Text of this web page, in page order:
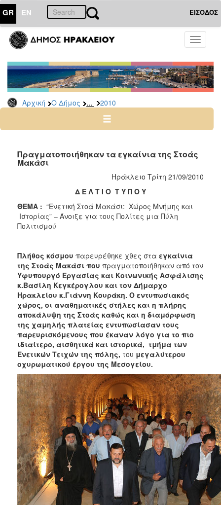
GR EN ΕΙΣΟΔΟΣ
Toggle
Αρχική Ο Δήμος ... 2010
ΔΗΜΟΣ
Δελτία
Τύπου
Αρχείο
2026
2024
2022
2019
2018
2016
2015
2013
2012
2011
2010
2006
ΤΟΠΟΣ
ΠΟΛΙΤΙΣΜΟΣ
ΑΝΘΕΚΤΙΚΗ
ΠΟΛΗ
Πραγματοποιήθηκαν τα εγκαίνια της Στοάς
Μακάσι
Ηράκλειο Τρίτη 21/09/2010
Δ Ε Λ Τ Ι Ο Τ Υ Π Ο Υ
ΘΕΜΑ : “Ενετική Στοά Μακάσι: Χώρος Μνήμης και
Ιστορίας” – Άνοιξε για τους Πολίτες μια Πύλη
Πολιτισμού
Πλήθος κόσμου παρευρέθηκε χθες στα εγκαίνια
της Στοάς Μακάσι που πραγματοποιήθηκαν από τον
Υφυπουργό Εργασίας και Κοινωνικής Ασφάλισης
κ.Βασίλη Κεγκέρογλου και τον Δήμαρχο
Ηρακλείου κ.Γιάννη Κουράκη. Ο εντυπωσιακός
χώρος, οι αναθηματικές στήλες και η πλήρης
αποκάλυψη της Στοάς καθώς και η διαμόρφωση
της χαμηλής πλατείας εντυπωσίασαν τους
παρευρισκόμενους που έκαναν λόγο για το πιο
ιδιαίτερο, αισθητικά και ιστορικά, τμήμα των
Ενετικών Τειχών της πόλης, του μεγαλύτερου
οχυρωματικού έργου της Μεσογείου.